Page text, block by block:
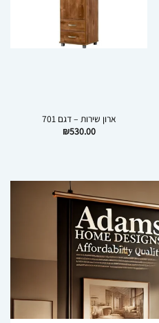
ארון שירות – דגם 701
₪530.00